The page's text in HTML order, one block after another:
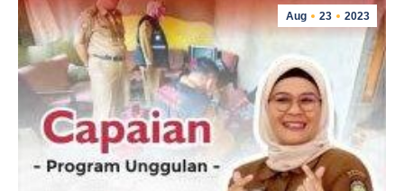
Aug 23 2023